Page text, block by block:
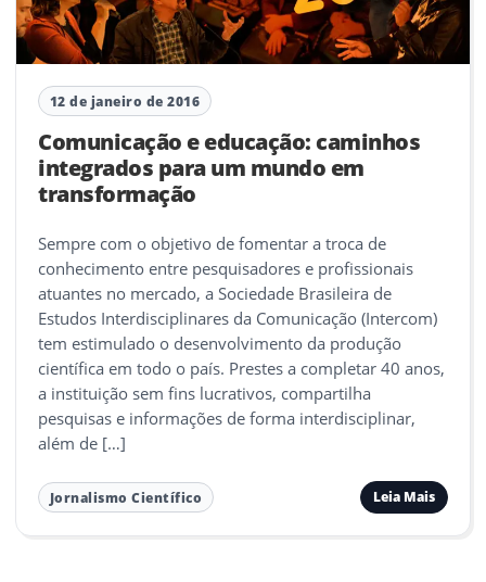
12 de janeiro de 2016
Comunicação e educação: caminhos
integrados para um mundo em
transformação
Sempre com o objetivo de fomentar a troca de
conhecimento entre pesquisadores e profissionais
atuantes no mercado, a Sociedade Brasileira de
Estudos Interdisciplinares da Comunicação (Intercom)
tem estimulado o desenvolvimento da produção
científica em todo o país. Prestes a completar 40 anos,
a instituição sem fins lucrativos, compartilha
pesquisas e informações de forma interdisciplinar,
além de […]
Jornalismo Científico Leia Mais